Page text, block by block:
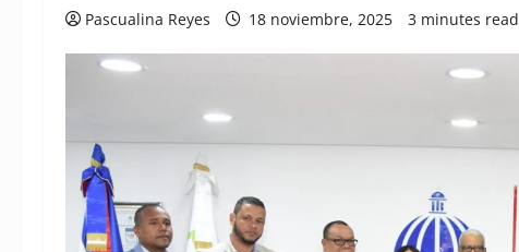
Pascualina Reyes 18 noviembre, 2025 3 minutes read